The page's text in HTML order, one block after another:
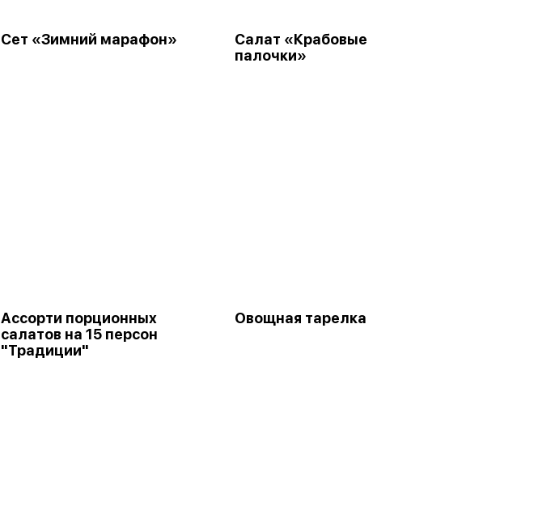
Сет «Зимний марафон»
Салат «Крабовые
палочки»
Ассорти порционных
салатов на 15 персон
"Традиции"
Овощная тарелка